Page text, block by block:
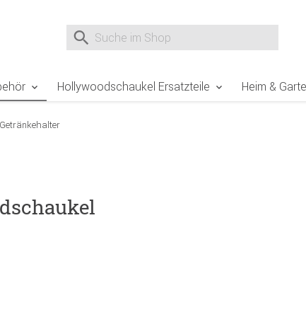
Suche nach
Hollywoodschaukel Ersatzteile Heim &
Getränkehalter